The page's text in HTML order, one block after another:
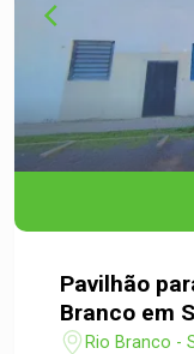
acesso ao
Centro de São
qualidade de
e venha
Pavilhão
Rio Branco -